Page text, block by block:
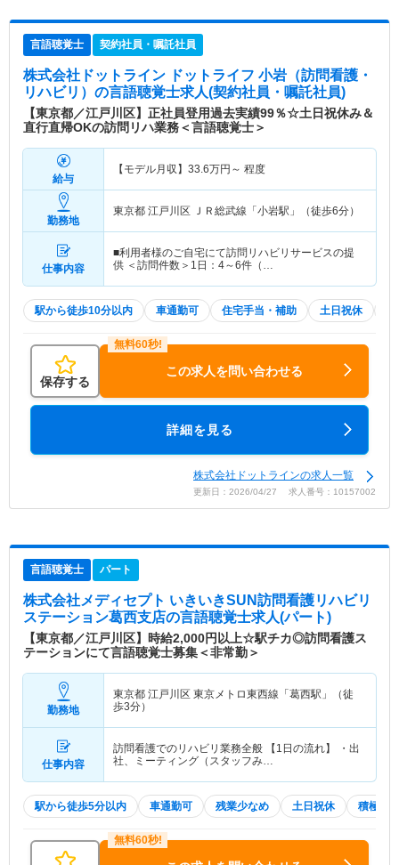
言語聴覚士 契約社員・嘱託社員
株式会社ドットライン ドットライフ 小岩（訪問看護・
リハビリ） の言語聴覚士求人(契約社員・嘱託社員)
【東京都／江戸川区】正社員登用過去実績99％☆土日祝休み＆
直行直帰OKの訪問リハ業務＜言語聴覚士＞
給与
【モデル月収】 33.6万円～ 程度
勤務地
東京都 江戸川区 ＪＲ総武線「小岩駅」（徒歩6分）
仕事内容
■利用者様のご自宅にて訪問リハビリサービスの提
供 ＜訪問件数＞1日：4～6件（…
駅から徒歩10分以内 車通勤可 住宅手当・補助 土日祝休
保存する
この求人を問い合わせる
詳細を見る
株式会社ドットラインの求人一覧
更新日：2026/04/27 求人番号：10157002
言語聴覚士 パート
株式会社メディセプト いきいきSUN訪問看護リハビリ
ステーション葛西支店の言語聴覚士求人(パート)
【東京都／江戸川区】時給2,000円以上☆駅チカ◎訪問看護ス
テーションにて言語聴覚士募集＜非常勤＞
勤務地
東京都 江戸川区 東京メトロ東西線「葛西駅」（徒
歩3分）
仕事内容
訪問看護でのリハビリ業務全般 【1日の流れ】 ・出
社、ミーティング（スタッフみ…
駅から徒歩5分以内 車通勤可 残業少なめ 土日祝休 積極採